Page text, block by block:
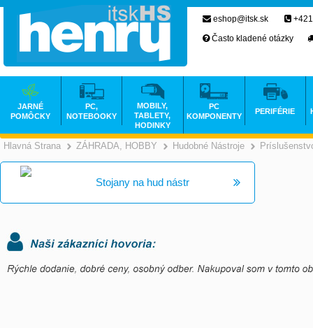
Hlavná Strana >
ZÁHRADA, HOBBY >
Hudobné Nástroje
Stojany na hud nástr
eshop@itsk.sk
Často kladené otázky
JARNÉ
POMÔCKY
PC,
NOTEBOOKY
MOBILY,
TABLETY,
HODINKY
PC
KOMPONENTY
PERIFÉRIE